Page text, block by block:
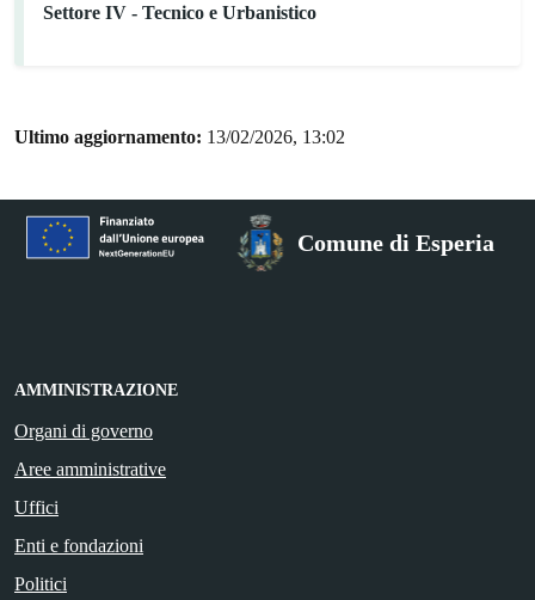
Settore IV - Tecnico e Urbanistico
Ultimo aggiornamento: 13/02/2026, 13:02
Comune di Esperia
AMMINISTRAZIONE
Organi di governo
Aree amministrative
Uffici
Enti e fondazioni
Politici